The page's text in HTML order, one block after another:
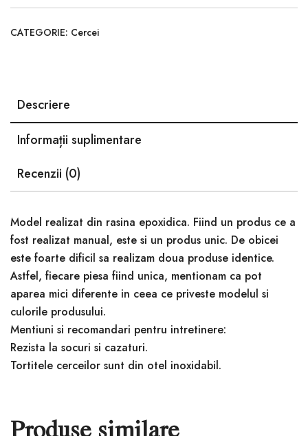
CATEGORIE: Cercei
Descriere
Informații suplimentare
Recenzii (0)
Model realizat din rasina epoxidica. Fiind un produs ce a
fost realizat manual, este si un produs unic. De obicei
este foarte dificil sa realizam doua produse identice.
Astfel, fiecare piesa fiind unica, mentionam ca pot
aparea mici diferente in ceea ce priveste modelul si
culorile produsului.
Mentiuni si recomandari pentru intretinere:
Rezista la socuri si cazaturi.
Tortitele cerceilor sunt din otel inoxidabil.
Produse similare